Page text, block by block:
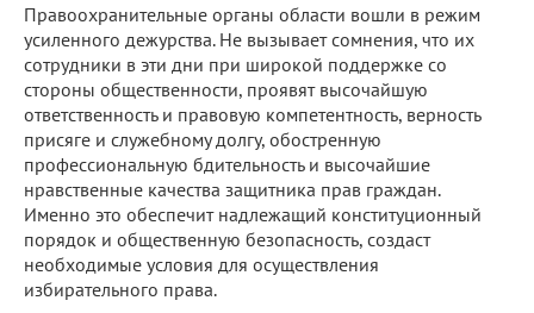
Правоохранительные органы области вошли в режим
усиленного дежурства. Не вызывает сомнения, что их
сотрудники в эти дни при широкой поддержке со
стороны общественности, проявят высочайшую
ответственность и правовую компетентность, верность
присяге и служебному долгу, обостренную
профессиональную бдительность и высочайшие
нравственные качества защитника прав граждан.
Именно это обеспечит надлежащий конституционный
порядок и общественную безопасность, создаст
необходимые условия для осуществления
избирательного права.